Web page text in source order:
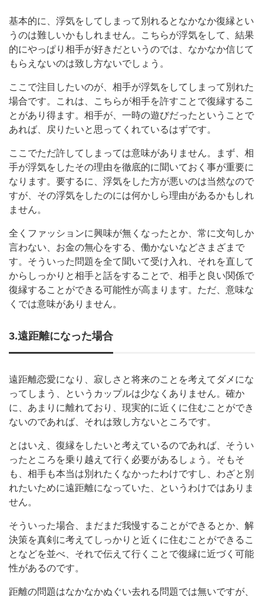
基本的に、浮気をしてしまって別れるとなかなか復縁とい
うのは難しいかもしれません。こちらが浮気をして、結果
的にやっぱり相手が好きだというのでは、なかなか信じて
もらえないのは致し方ないでしょう。
ここで注目したいのが、相手が浮気をしてしまって別れた
場合です。これは、こちらが相手を許すことで復縁するこ
とがあり得ます。相手が、一時の遊びだったということで
あれば、戻りたいと思ってくれているはずです。
ここでただ許してしまっては意味がありません。まず、相
手が浮気をしたその理由を徹底的に聞いておく事が重要に
なります。要するに、浮気をした方が悪いのは当然なので
すが、その浮気をしたのには何かしら理由があるかもしれ
ません。
全くファッションに興味が無くなったとか、常に文句しか
言わない、お金の無心をする、働かないなどさまざまで
す。そういった問題を全て聞いて受け入れ、それを直して
からしっかりと相手と話をすることで、相手と良い関係で
復縁することができる可能性が高まります。ただ、意味な
くでは意味がありません。
3.遠距離になった場合
遠距離恋愛になり、寂しさと将来のことを考えてダメにな
ってしまう、というカップルは少なくありません。確か
に、あまりに離れており、現実的に近くに住むことができ
ないのであれば、それは致し方ないところです。
とはいえ、復縁をしたいと考えているのであれば、そうい
ったところを乗り越えて行く必要があるしょう。そもそ
も、相手も本当は別れたくなかったわけですし、わざと別
れたいために遠距離になっていた、というわけではありま
せん。
そういった場合、まだまだ我慢することができるとか、解
決策を真剣に考えてしっかりと近くに住むことができるこ
となどを並べ、それで伝えて行くことで復縁に近づく可能
性があるのです。
距離の問題はなかなかぬぐい去れる問題では無いですが、